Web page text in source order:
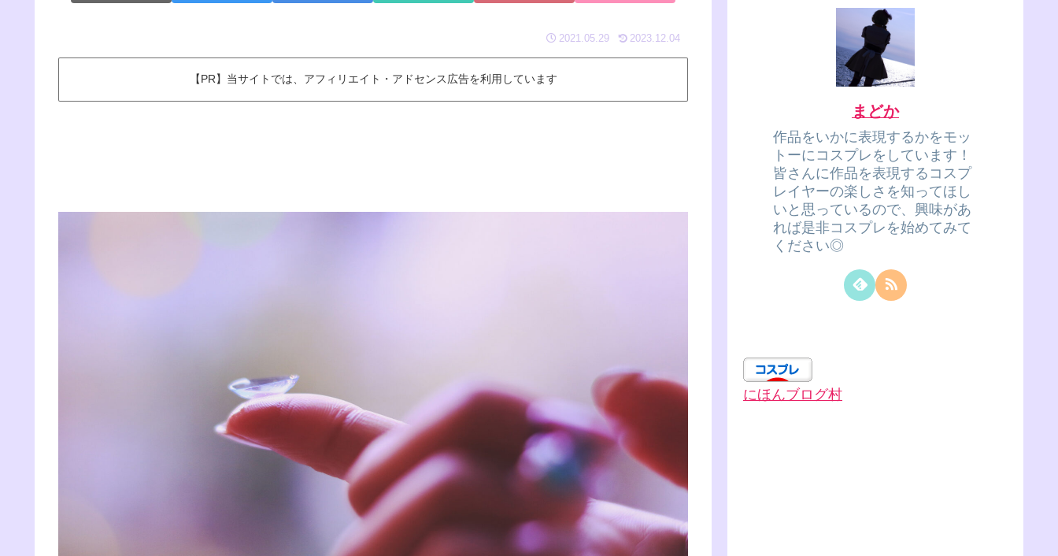
2021.05.29 2023.12.04
【PR】当サイトでは、アフィリエイト・アドセンス広告を利用しています
まどか
作品をいかに表現するかをモッ
トーにコスプレをしています！
皆さんに作品を表現するコスプ
レイヤーの楽しさを知ってほし
いと思っているので、興味があ
れば是非コスプレを始めてみて
ください◎
にほんブログ村